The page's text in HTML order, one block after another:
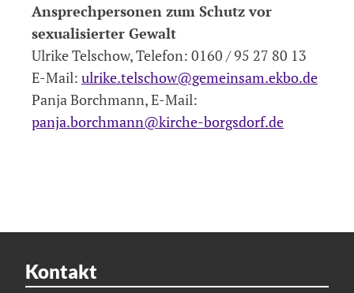
Ansprechpersonen zum Schutz vor
sexualisierter Gewalt
Ulrike Telschow, Telefon: 0160 / 95 27 80 13
E-Mail: ulrike.telschow@gemeinsam.ekbo.de
Panja Borchmann, E-Mail:
panja.borchmann@kirche-borgsdorf.de
Kontakt